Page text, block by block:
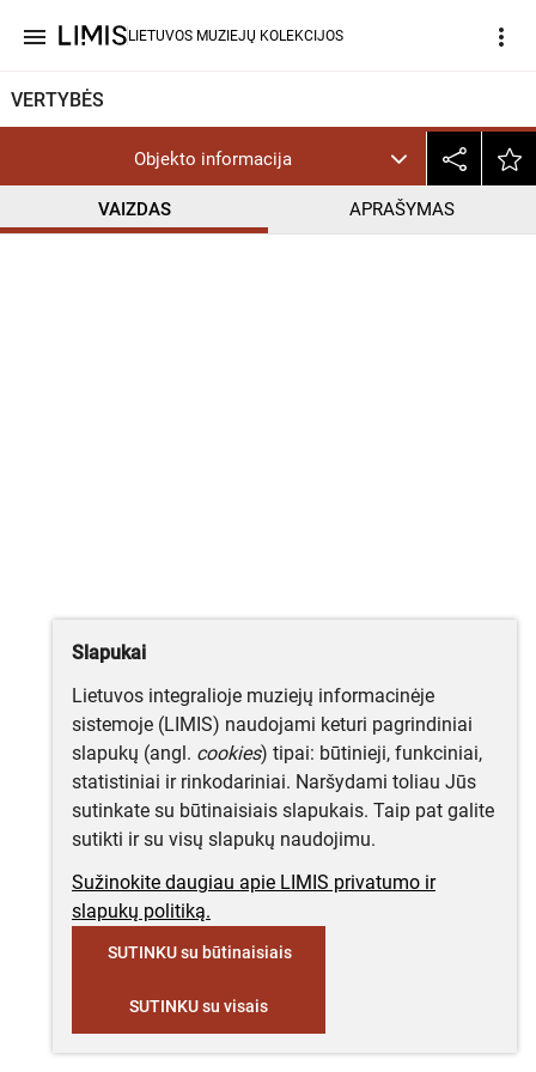
menu LIETUVOS MUZIEJŲ KOLEKCIJOS more_vert
VERTYBĖS
Objekto informacija
VAIZDAS APRAŠYMAS
Slapukai
Lietuvos integralioje muziejų informacinėje
sistemoje (LIMIS) naudojami keturi pagrindiniai
slapukų (angl. cookies) tipai: būtinieji, funkciniai,
statistiniai ir rinkodariniai. Naršydami toliau Jūs
sutinkate su būtinaisiais slapukais. Taip pat galite
sutikti ir su visų slapukų naudojimu.
Sužinokite daugiau apie LIMIS privatumo ir
slapukų politiką.
SUTINKU su būtinaisiais
SUTINKU su visais